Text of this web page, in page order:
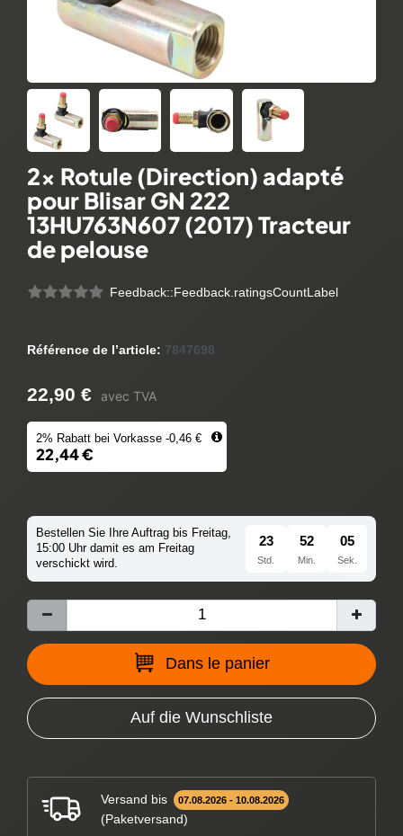
2x Rotule (Direction) adapté
pour Blisar GN 222
13HU763N607 (2017) Tracteur
de pelouse
Feedback::Feedback.ratingsCountLabel
Référence de l’article: 7847698
22,90 € avec TVA
2% Rabatt bei Vorkasse -0,46 €
22,44 €
Bestellen Sie Ihre Auftrag bis Freitag,
15:00 Uhr damit es am Freitag
verschickt wird.
23
Std.
52
Min.
04
Sek.
Dans le panier
Auf die Wunschliste
Versand bis 07.08.2026 - 10.08.2026
(Paketversand)